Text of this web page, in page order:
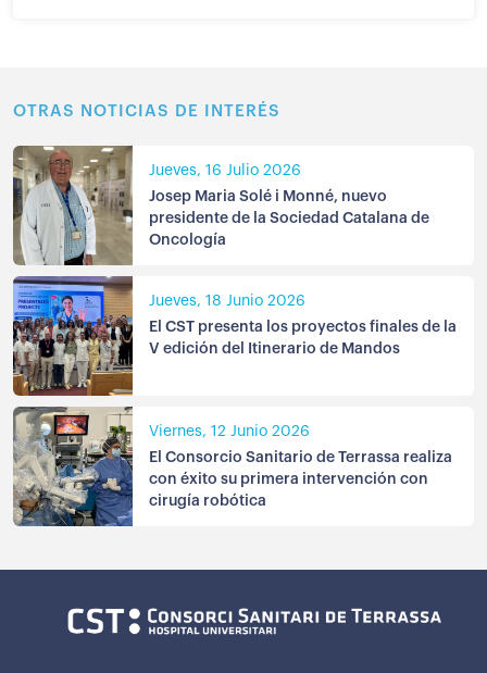
OTRAS NOTICIAS DE INTERÉS
Jueves, 16 Julio 2026
Josep Maria Solé i Monné, nuevo
presidente de la Sociedad Catalana de
Oncología
Jueves, 18 Junio 2026
El CST presenta los proyectos finales de la
V edición del Itinerario de Mandos
Viernes, 12 Junio 2026
El Consorcio Sanitario de Terrassa realiza
con éxito su primera intervención con
cirugía robótica